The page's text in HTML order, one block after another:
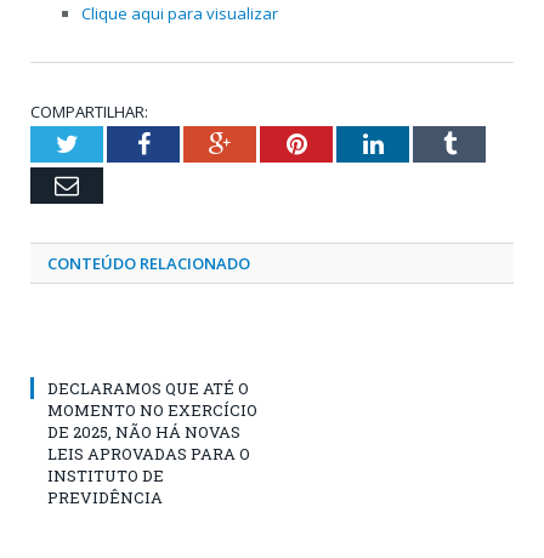
Clique aqui para visualizar
COMPARTILHAR:
TwitterFacebookGoogle+PinterestLinkedInTumblr
Email
CONTEÚDO RELACIONADO
DECLARAMOS QUE ATÉ O
MOMENTO NO EXERCÍCIO
DE 2025, NÃO HÁ NOVAS
LEIS APROVADAS PARA O
INSTITUTO DE
PREVIDÊNCIA